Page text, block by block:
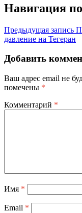
Навигация
Предыдущая запись
давление на Тегеран
Добавить
Ваш адрес email не
помечены *
Комментарий *
Имя *
Email *